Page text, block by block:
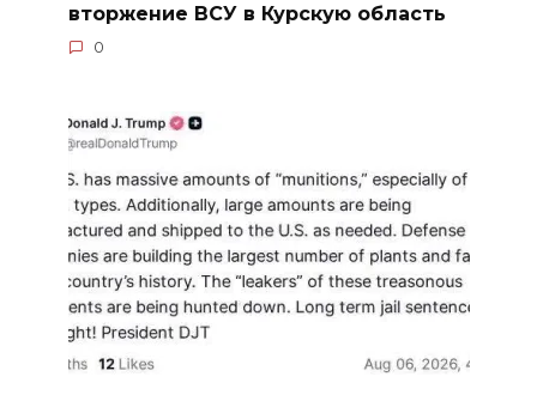
вторжение ВСУ в Курскую область
0